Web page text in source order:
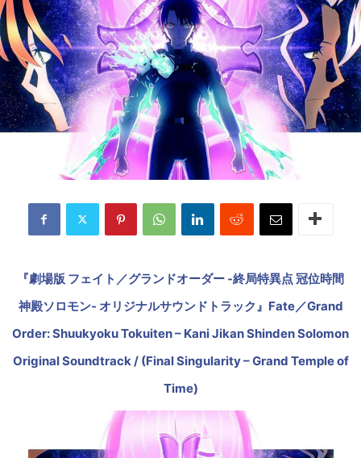
『劇場版 フェイト／グランドオーダー -終局特異点 冠位時間
神殿ソロモン- オリジナルサウンドトラック』Fate／Grand
Order: Shuukyoku Tokuiten – Kani Jikan Shinden Solomon
Original Soundtrack / (Final Singularity – Grand Temple of
Time)